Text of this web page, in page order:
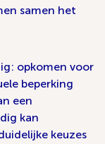
samen het
opkomen voor
beperking
een
kan
keuzes